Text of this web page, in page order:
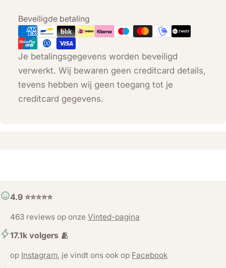
Beveiligde betaling
Betaalmethoden
Je betalingsgegevens worden beveiligd
verwerkt. Wij bewaren geen creditcard details,
tevens hebben wij geen toegang tot je
creditcard gegevens.
4.9 ⭐️⭐️⭐️⭐️⭐️
463 reviews op onze Vinted-pagina
17.1k volgers 🫂
op Instagram, je vindt ons ook op Facebook